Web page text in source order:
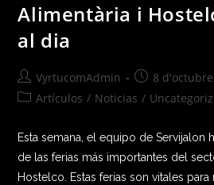
Alimentària i
al dia
VyrtucomAdmin
8
Artículos / Noticias /
Esta semana, el equipo de Servijalon
de las ferias más importantes del
Hostelco. Estas ferias son vitales